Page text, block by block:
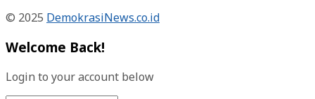
© 2025 DemokrasiNews.co.id
Welcome Back!
Login to your account below